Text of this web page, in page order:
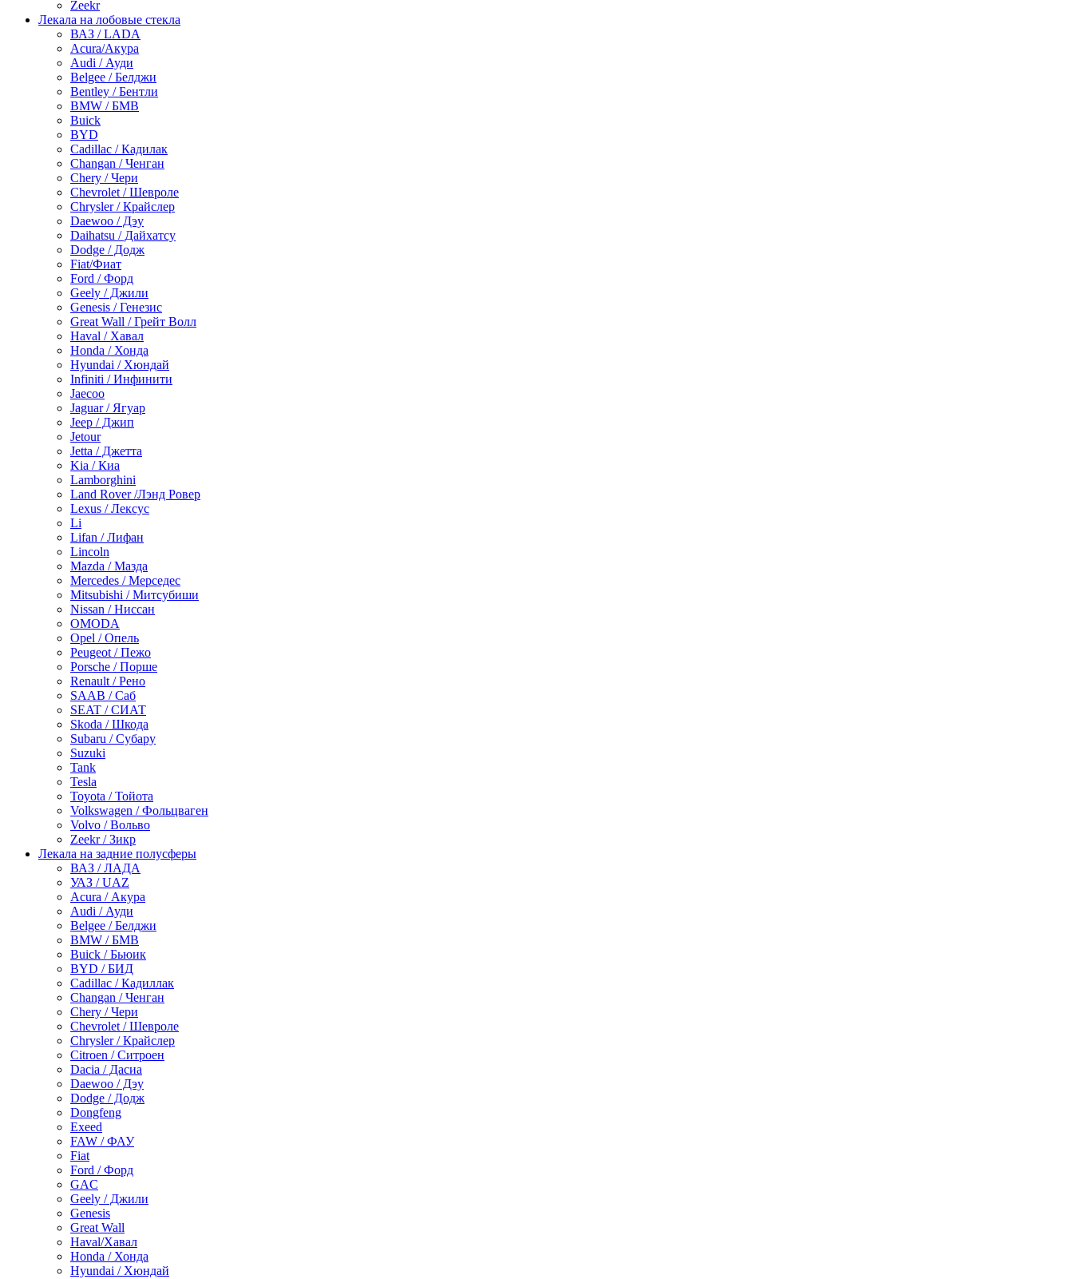
Zeekr
Лекала на лобовые стекла
ВАЗ / LADA
Acura/Акура
Audi / Ауди
Belgee / Белджи
Bentley / Бентли
BMW / БМВ
Buick
BYD
Cadillac / Кадилак
Changan / Ченган
Chery / Чери
Chevrolet / Шевроле
Chrysler / Крайслер
Daewoo / Дэу
Daihatsu / Дайхатсу
Dodge / Додж
Fiat/Фиат
Ford / Форд
Geely / Джили
Genesis / Генезис
Great Wall / Грейт Волл
Haval / Хавал
Honda / Хонда
Hyundai / Хюндай
Infiniti / Инфинити
Jaecoo
Jaguar / Ягуар
Jeep / Джип
Jetour
Jetta / Джетта
Kia / Киа
Lamborghini
Land Rover /Лэнд Ровер
Lexus / Лексус
Li
Lifan / Лифан
Lincoln
Mazda / Мазда
Mercedes / Мерседес
Mitsubishi / Митсубиши
Nissan / Ниссан
OMODA
Opel / Опель
Peugeot / Пежо
Porsche / Порше
Renault / Рено
SAAB / Саб
SEAT / СИАТ
Skoda / Шкода
Subaru / Субару
Suzuki
Tank
Tesla
Toyota / Тойота
Volkswagen / Фольцваген
Volvo / Вольво
Zeekr / Зикр
Лекала на задние полусферы
ВАЗ / ЛАДА
УАЗ / UAZ
Acura / Акура
Audi / Ауди
Belgee / Белджи
BMW / БМВ
Buick / Бьюик
BYD / БИД
Cadillac / Кадиллак
Changan / Ченган
Chery / Чери
Chevrolet / Шевроле
Chrysler / Крайслер
Citroen / Ситроен
Dacia / Дасиа
Daewoo / Дэу
Dodge / Додж
Dongfeng
Exeed
FAW / ФАУ
Fiat
Ford / Форд
GAC
Geely / Джили
Genesis
Great Wall
Haval/Хавал
Honda / Хонда
Hyundai / Хюндай